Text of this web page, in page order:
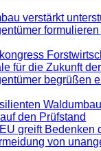
verstärkt
für die Zukunft
begrüßen
den Prüfstand
greift Bedenken
von